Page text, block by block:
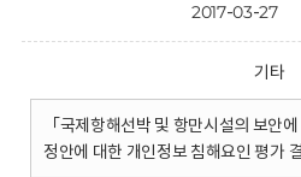
2017-03-27
기타
「국제항해선박 및 항만시설의 보안
정안에 대한 개인정보 침해요인 평가